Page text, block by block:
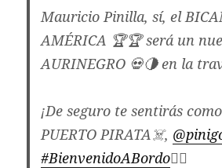
Mauricio Pinilla, sí, el
AMÉRICA 🏆🏆 será un
AURINEGRO 💀🌗 en la
¡De seguro te sentirás
PUERTO PIRATA☠️,
#BienvenidoABordo🏴‍☠️